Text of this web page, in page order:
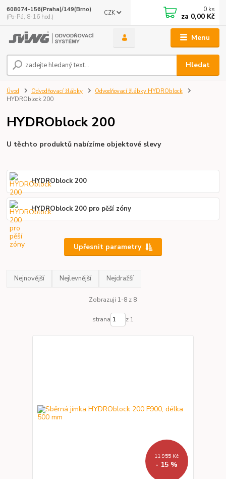
Menu
CZK
Hledat
608074-156(Praha)/149(Brno)
(Po-Pá, 8-16 hod.)
0 ks
za 0,00 Kč
Úvod Odvodňovací žlábky
Odvodňovací žlábky HYDROblock
HYDROblock 200
HYDROblock 200
U těchto produktů nabízíme objektové slevy
HYDROblock 200
HYDROblock 200 pro pěší zóny
Upřesnit parametry
Nejnovější Nejlevnější Nejdražší
Zobrazuji 1-8 z 8
strana z 1
11 955 Kč
- 15 %